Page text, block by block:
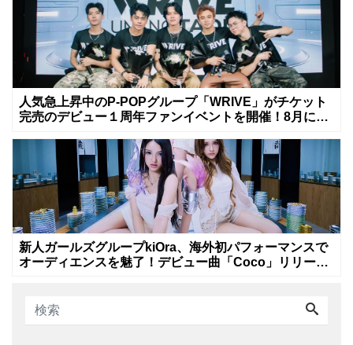
人気急上昇中のP-POPグループ「WRIVE」がチケット
完売のデビュー１周年ファンイベントを開催！8月に新
新人ガールズグループkiOra、海外初パフォーマンスで
オーディエンスを魅了！デビュー曲「Coco」リリース